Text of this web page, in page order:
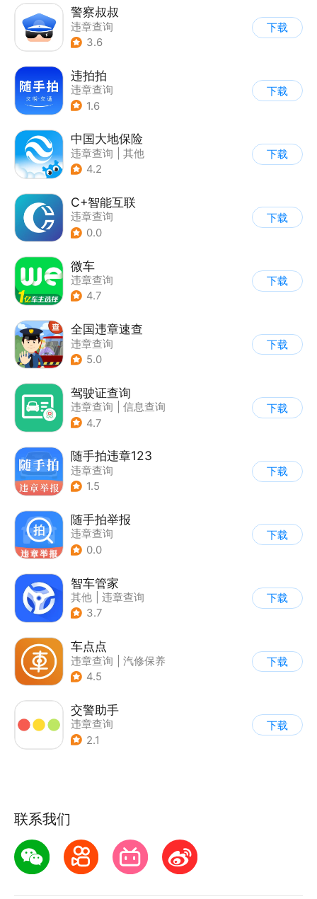
警察叔叔
违章查询
3.6
下载
违拍拍
违章查询
1.6
下载
中国大地保险
违章查询
其他
4.2
下载
C+智能互联
违章查询
0.0
下载
微车
违章查询
4.7
下载
全国违章速查
违章查询
5.0
下载
驾驶证查询
违章查询
信息查询
| 驾考培训
4.7
下载
随手拍违章123
违章查询
1.5
下载
随手拍举报
违章查询
0.0
下载
智车管家
其他
违章查询
3.7
下载
车点点
违章查询
汽修保养
4.5
下载
交警助手
违章查询
2.1
下载
联系我们